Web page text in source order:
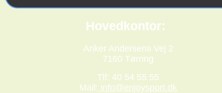
Hovedkontor:
Anker Andersens Vej 2
7160 Tørring
Tlf: 40 54 55 55
Mail: info@enjoysport.dk